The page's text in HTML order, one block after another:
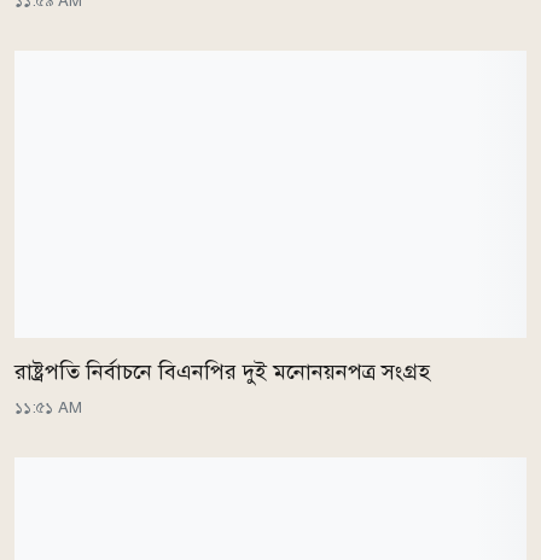
রাষ্ট্রপতি নির্বাচনে বিএনপির দুই মনোনয়নপত্র সংগ্রহ
১১:৫১ AM